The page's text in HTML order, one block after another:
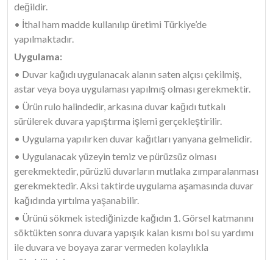
değildir.
• İthal ham madde kullanılıp üretimi Türkiye’de
yapılmaktadır.
Uygulama:
• Duvar kağıdı uygulanacak alanın saten alçısı çekilmiş,
astar veya boya uygulaması yapılmış olması gerekmektir.
• Ürün rulo halindedir, arkasına duvar kağıdı tutkalı
sürülerek duvara yapıştırma işlemi gerçekleştirilir.
• Uygulama yapılırken duvar kağıtları yanyana gelmelidir.
• Uygulanacak yüzeyin temiz ve pürüzsüz olması
gerekmektedir, pürüzlü duvarların mutlaka zımparalanması
gerekmektedir. Aksi taktirde uygulama aşamasında duvar
kağıdında yırtılma yaşanabilir.
• Ürünü sökmek istediğinizde kağıdın 1. Görsel katmanını
söktükten sonra duvara yapışık kalan kısmı bol su yardımı
ile duvara ve boyaya zarar vermeden kolaylıkla